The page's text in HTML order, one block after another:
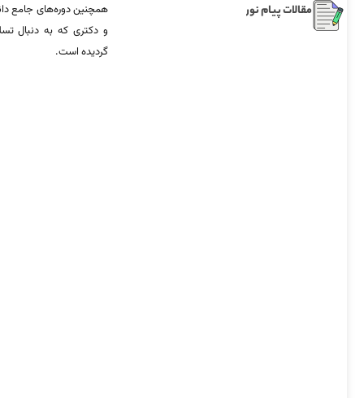
مقالات پیام نور
همچنین دوره‌های جامع
و دکتری که به دنبال
گردیده است.